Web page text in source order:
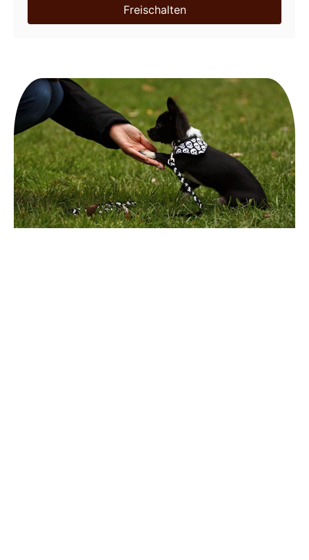
Freischalten